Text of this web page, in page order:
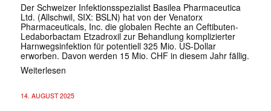
Der Schweizer Infektionsspezialist Basilea Pharmaceutica
Ltd. (Allschwil, SIX: BSLN) hat von der Venatorx
Pharmaceuticals, Inc. die globalen Rechte an Ceftibuten-
Ledaborbactam Etzadroxil zur Behandlung komplizierter
Harnwegsinfektion für potentiell 325 Mio. US-Dollar
erworben. Davon werden 15 Mio. CHF in diesem Jahr fällig.
Weiterlesen
14. AUGUST 2025